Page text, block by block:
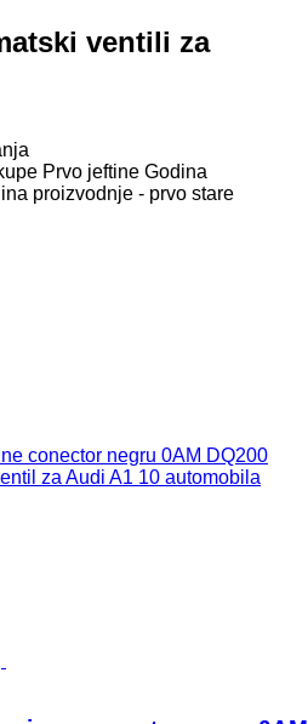
ventili za
Prvo jeftine Godina
proizvodnje - prvo stare